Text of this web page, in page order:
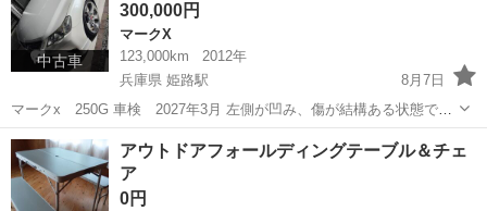
材はないためそのままのお...
中古車
300,000円
マークX
123,000km
2012年
兵庫県 姫路駅
8月7日
マークx 250G 車検 2027年3月 左側が凹み、傷が結構ある状態です
写真の通りになります。 左後ろ側の下側凹みありますが 開閉には問題
ありません。。 リア、フロントバンパー線傷ありです。左側。 左側ヘ
ッドライ...
兵庫 姫路市 姫路駅
アウトドアフォールディングテーブル＆チェ
ア
0円